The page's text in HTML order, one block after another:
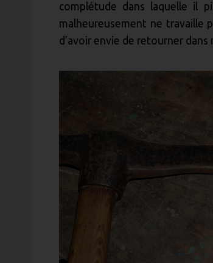
complétude dans laquelle il
malheureusement ne travaille
d’avoir envie de retourner dans